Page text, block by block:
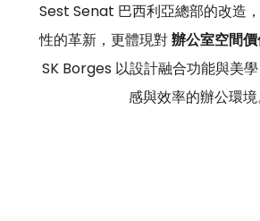
Sest Senat 巴西利亞總部的改造
性的革新，更體現對 辦公室空間
SK Borges 以設計融合功能與美
感與效率的辦公環境